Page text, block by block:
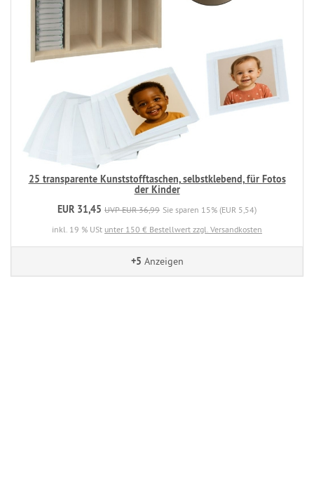
25 transparente Kunststofftaschen, selbstklebend, für Fotos
der Kinder
EUR 31,45 UVP EUR 36,99 Sie sparen 15% (EUR 5,54)
inkl. 19 % USt unter 150 € Bestellwert zzgl. Versandkosten
+5 Anzeigen